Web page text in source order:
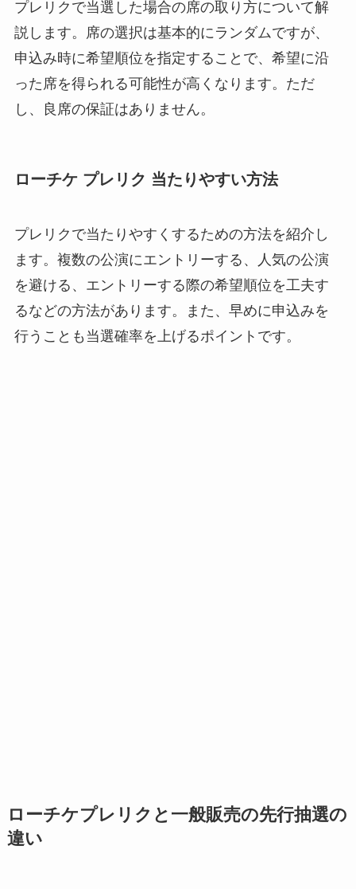
プレリクで当選した場合の席の取り方について解
説します。席の選択は基本的にランダムですが、
申込み時に希望順位を指定することで、希望に沿
った席を得られる可能性が高くなります。ただ
し、良席の保証はありません。
ローチケ プレリク 当たりやすい方法
プレリクで当たりやすくするための方法を紹介し
ます。複数の公演にエントリーする、人気の公演
を避ける、エントリーする際の希望順位を工夫す
るなどの方法があります。また、早めに申込みを
行うことも当選確率を上げるポイントです。
ローチケプレリクと一般販売の先行抽選の
違い